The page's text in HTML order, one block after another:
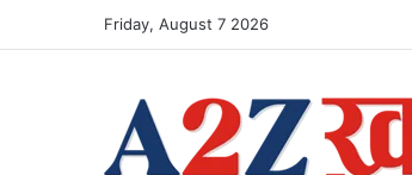
Friday, August 7 2026